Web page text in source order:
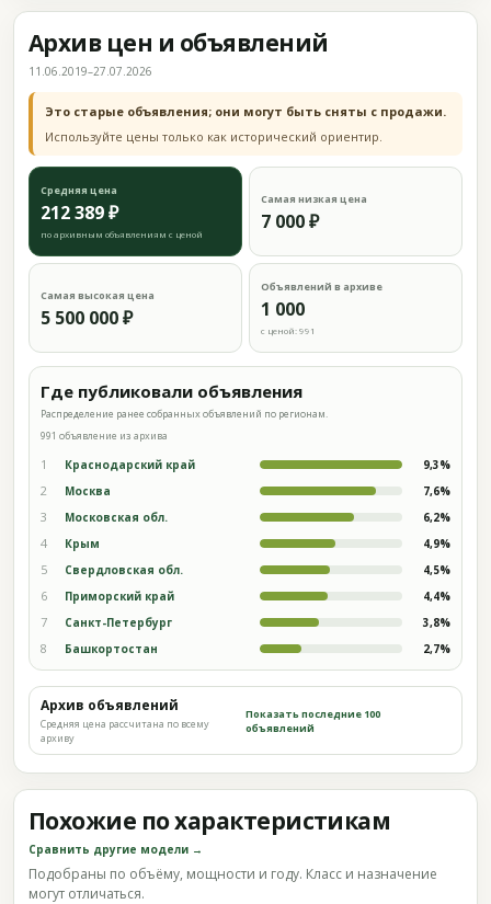
Архив цен и объявлений
11.06.2019–27.07.2026
Это старые объявления; они могут быть сняты с продажи.
Используйте цены только как исторический ориентир.
Средняя цена
212 389 ₽
по архивным объявлениям с ценой
Самая низкая цена
7 000 ₽
Самая высокая цена
5 500 000 ₽
Объявлений в архиве
1 000
с ценой: 991
Где публиковали объявления
Распределение ранее собранных объявлений по регионам.
991 объявление из архива
1 Краснодарский край 9,3%
2 Москва 7,6%
3 Московская обл. 6,2%
4 Крым 4,9%
5 Свердловская обл. 4,5%
6 Приморский край 4,4%
7 Санкт-Петербург 3,8%
8 Башкортостан 2,7%
Архив объявлений
Средняя цена рассчитана по всему
архиву
Показать последние 100
объявлений
Похожие по характеристикам
Сравнить другие модели →
Подобраны по объёму, мощности и году. Класс и назначение
могут отличаться.